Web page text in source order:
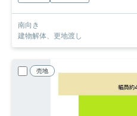
南向き
建物解体、更地渡し
売地